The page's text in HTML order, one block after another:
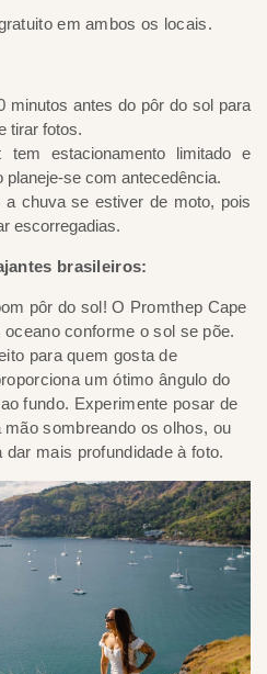
em ambos os locais.
minutos antes do pôr do sol para
tirar fotos.
tem estacionamento limitado e
se com antecedência.
a chuva se estiver de moto, pois
escorregadias.
brasileiros:
pôr do sol! O Promthep Cape
conforme o sol se põe.
para quem gosta de
um ótimo ângulo do
fundo. Experimente posar de
sombreando os olhos, ou
mais profundidade à foto.